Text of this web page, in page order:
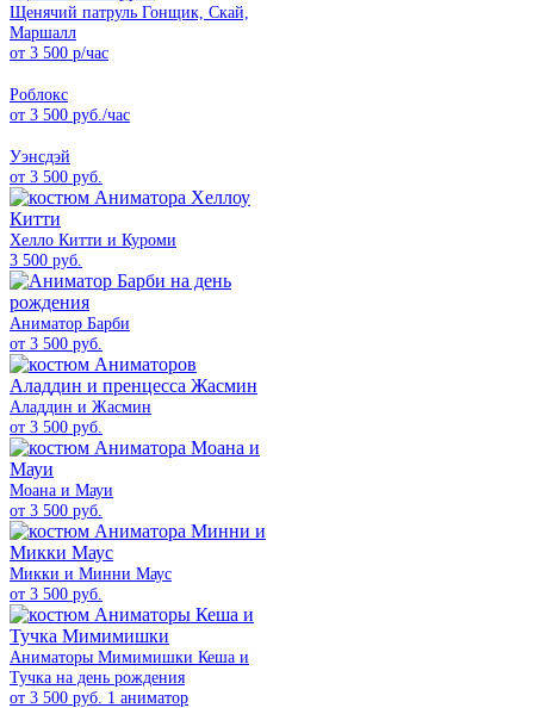
Щенячий патруль Гонщик, Скай,
Маршалл
от 3 500 р/час
Роблокс
от 3 500 руб./час
Уэнсдэй
от 3 500 руб.
Хелло Китти и Куроми
3 500 руб.
Аниматор Барби
от 3 500 руб.
Аладдин и Жасмин
от 3 500 руб.
Моана и Мауи
от 3 500 руб.
Микки и Минни Маус
от 3 500 руб.
Аниматоры Мимимишки Кеша и
Тучка на день рождения
от 3 500 руб. 1 аниматор